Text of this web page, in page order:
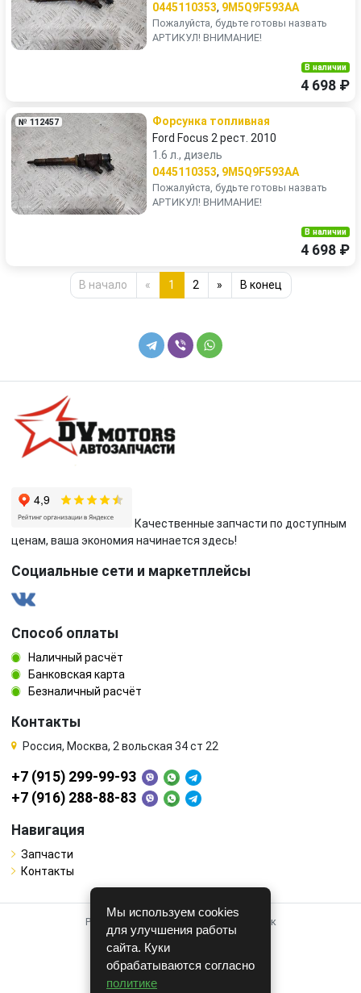
0445110353, 9M5Q9F593AA
Пожалуйста, будьте готовы назвать
АРТИКУЛ! ВНИМАНИЕ!
В наличии
4 698 ₽
№ 112457
Форсунка топливная
Ford Focus 2 рест. 2010
1.6 л., дизель
0445110353, 9M5Q9F593AA
Пожалуйста, будьте готовы назвать
АРТИКУЛ! ВНИМАНИЕ!
В наличии
4 698 ₽
В начало « 1 2 » В конец
Качественные запчасти по доступным
ценам, ваша экономия начинается здесь!
Социальные сети и маркетплейсы
Способ оплаты
Наличный расчёт
Банковская карта
Безналичный расчёт
Контакты
Россия, Москва, 2 вольская 34 ст 22
+7 (915) 299-99-93
+7 (916) 288-88-83
Навигация
Запчасти
Контакты
Работает на системе для авторазборок
CARRO.БИЗНЕС
Полная версия
© COPYRIGHT 2026 г.
Мы используем cookies
для улучшения работы
сайта. Куки
обрабатываются согласно
политике